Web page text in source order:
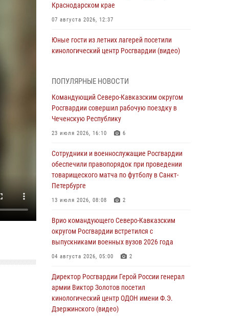
Краснодарском крае
07 августа 2026, 12:37
Юные гости из летних лагерей посетили
кинологический центр Росгвардии (видео)
Ветеран войск правопорядка генерал-майор
Иван Пияшев – герой выпуска «Легенды
армии с Александром Маршалом»
07 августа 2026, 12:00
округу Росгвардии и ветераны военной
контрразведки почтили память Николая
Кузнецова
07 августа 2026, 12:00
подняться на крышу Смольного собора в
Санкт-Петербурге (видео)
07 августа 2026, 11:34 3 1
основам взрывобезопасности
07 августа 2026, 11:33
Рэпер ST посетил раненых росгвардейцев в
ПОПУЛЯРНЫЕ НОВОСТИ
Командующий Северо-Кавказским округом
Росгвардии совершил рабочую поездку в
Чеченскую Республику
23 июля 2026, 16:10 6
Сотрудники и военнослужащие Росгвардии
обеспечили правопорядок при проведении
товарищеского матча по футболу в Санкт-
Петербурге
13 июля 2026, 08:08 2
Врио командующего Северо-Кавказским
округом Росгвардии встретился с
выпускниками военных вузов 2026 года
04 августа 2026, 05:00 2
Директор Росгвардии Герой России генерал
армии Виктор Золотов посетил
кинологический центр ОДОН имени Ф.Э.
Дзержинского (видео)